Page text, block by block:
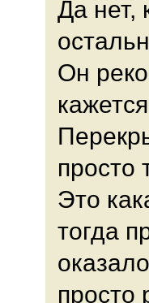
Да нет,
Он
просто
Это
тогда
просто